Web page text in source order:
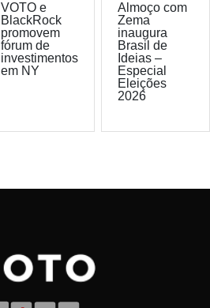
VOTO e
BlackRock
promovem
fórum de
investimentos
em NY
Almoço com
Zema
inaugura
Brasil de
Ideias –
Especial
Eleições
2026